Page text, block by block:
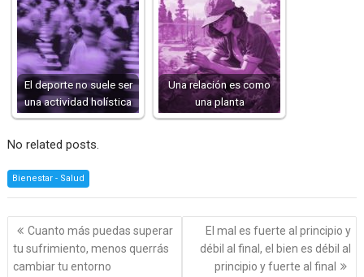
El deporte no suele ser
una actividad holística
Una relación es como
una planta
No related posts.
Bienestar - Salud
Navegación
de
entradas
Cuanto más puedas superar
tu sufrimiento, menos querrás
cambiar tu entorno
El mal es fuerte al principio y
débil al final, el bien es débil al
principio y fuerte al final